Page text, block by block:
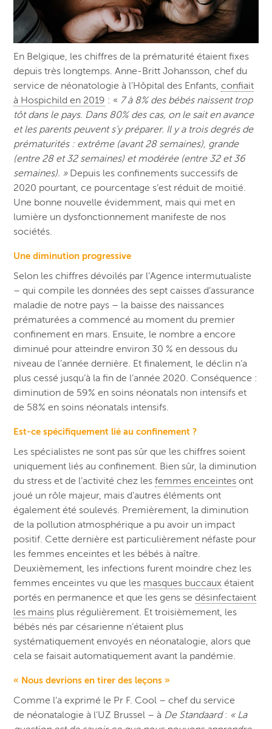
En Belgique, les chiffres de la prématurité étaient fixes
depuis très longtemps.Anne-Britt Johansson, chef du
service de néonatologie à l’Hôpital des Enfants,confiait
à Hospichild en 2019 : « 7 à 8% des bébés naissent trop
tôt dans le pays. Dans 80% des cas, on le sait en avance
et les parents peuvent s’y préparer. Il y a trois degrés de
prématurités : extrême (avant 28 semaines), grande
(entre 28 et 32 semaines) et modérée (entre 32 et 36
semaines). » Depuis les confinements successifs de
2020 pourtant, ce pourcentage s’est réduit de moitié.
Une bonne nouvelle évidemment, mais qui met en
lumière un dysfonctionnement manifeste de nos
sociétés.
Une diminution progressive
Selon les chiffres dévoilés par l’Agence intermutualiste
– qui compile les données des sept caisses d’assurance
maladie de notre pays – la baisse des naissances
prématurées a commencé au moment du premier
confinement en mars. Ensuite, le nombre a encore
diminué pour atteindre environ 30 % en dessous du
niveau de l’année dernière. Et finalement, le déclin n’a
plus cessé jusqu’à la fin de l’année 2020. Conséquence :
diminution de 59% en soins néonatals non intensifs et
de 58% en soins néonatals intensifs.
Est-ce spécifiquement lié au confinement ?
Les spécialistes ne sont pas sûr que les chiffres soient
uniquement liés au confinement. Bien sûr, la diminution
du stress et de l’activité chez lesfemmes enceintes ont
joué un rôle majeur, mais d’autres éléments ont
également été soulevés. Premièrement, la diminution
de la pollution atmosphérique a pu avoir un impact
positif. Cette dernière est particulièrement néfaste pour
les femmes enceintes et les bébés à naître.
Deuxièmement, les infections furent moindre chez les
femmes enceintes vu que les masques buccaux étaient
portés en permanence et que les gens sedésinfectaient
les mains plus régulièrement. Et troisièmement, les
bébés nés par césarienne n’étaient plus
systématiquement envoyés en néonatalogie, alors que
cela se faisait automatiquement avant la pandémie.
« Nous devrions en tirer des leçons »
Comme l’a exprimé le Pr F. Cool – chef du service
de néonatalogie à l’UZ Brussel – à De Standaard: « La